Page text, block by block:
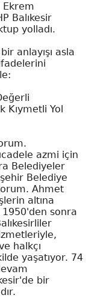
Ekrem
Balıkesir
yolladı.
anlayışı asla
Kıymetli Yol
azmi için
Belediyeler
Belediye
Ahmet
altına
1950'den sonra
halkçı
yaşatıyor. 74
bir